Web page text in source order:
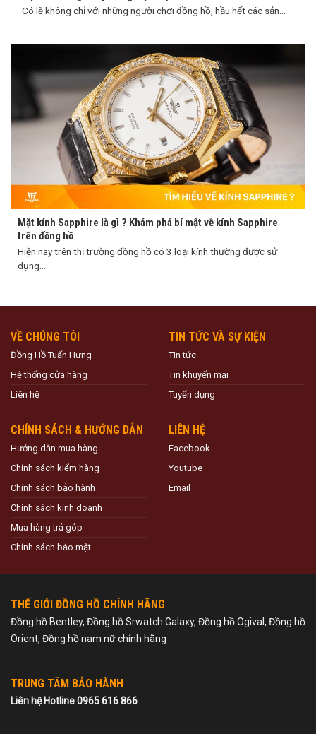
Có lẽ không chỉ với những người chơi đồng hồ, hầu hết các sản...
Mặt kính Sapphire là gì ? Khám phá bí mật về kính Sapphire
trên đồng hồ
Hiện nay trên thị trường đồng hồ có 3 loại kính thường được sử
dụng...
VỀ CHÚNG TÔI
Đồng Hồ Tuấn Hưng
Hệ thống cửa hàng
Liên hệ
TIN TỨC VÀ SỰ KIỆN
Tin tức
Tin khuyến mại
Tuyển dụng
CHÍNH SÁCH & HƯỚNG DẪN
Hướng dẫn mua hàng
Chính sách kiểm hàng
Chính sách bảo hành
Chính sách kinh doanh
Mua hàng trả góp
Chính sách bảo mật
LIÊN HỆ
Facebook
Youtube
Email
THẾ GIỚI ĐỒNG HỒ CHÍNH HÃNG
Đồng hồ Bentley, Đồng hồ Srwatch Galaxy, Đồng hồ Ogival, Đồng hồ
Orient, Đồng hồ nam nữ chính hãng
TRUNG TÂM BẢO HÀNH
Liên hệ Hotline 0965 616 866